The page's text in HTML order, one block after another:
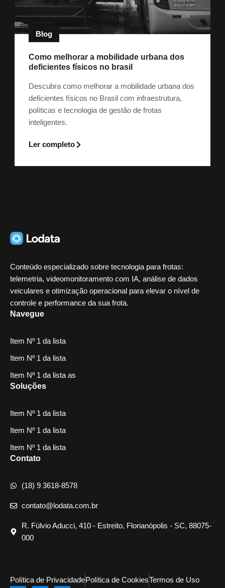
Blog
Como melhorar a mobilidade urbana dos
deficientes físicos no brasil
Descubra como melhorar a mobilidade urbana dos
deficientes físicos no Brasil com infraestrutura,
políticas e tecnologia de gestão de frotas
inteligentes.
Ler completo
Conteúdo especializado sobre tecnologia para frotas:
telemetria, videomonitoramento com IA, análise de dados
veiculares e otimização operacional para elevar o nível de
controle e performance da sua frota.
Navegue
Item Nº 1 da lista
Item Nº 1 da lista
Item Nº 1 da lista as
Soluções
Item Nº 1 da lista
Item Nº 1 da lista
Item Nº 1 da lista
Contato
(18) 9 3618-8578
contato@lodata.com.br
R. Fúlvio Aducci, 410 - Estreito, Florianópolis - SC, 88075-
000
Política de PrivacidadePolítica de CookiesTermos de Uso